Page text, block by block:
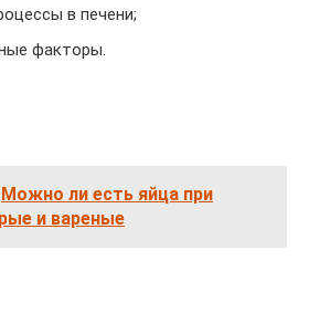
в печени;
факторы.
Можно ли есть яйца при
и вареные